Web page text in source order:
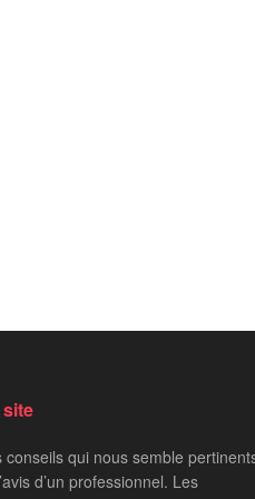
conseils qui nous semble
d’un professionnel. Les